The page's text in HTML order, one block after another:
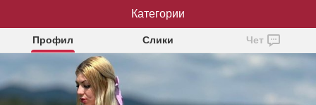
RoxyeSinner
Профил Слики Чет
Категории